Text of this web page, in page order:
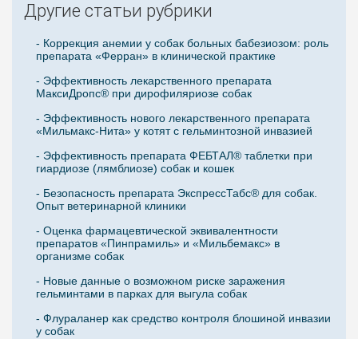
Другие статьи рубрики
- Коррекция анемии у собак больных бабезиозом: роль
препарата «Ферран» в клинической практике
- Эффективность лекарственного препарата
МаксиДропс® при дирофиляриозе собак
- Эффективность нового лекарственного препарата
«Мильмакс-Нита» у котят с гельминтозной инвазией
- Эффективность препарата ФЕБТАЛ® таблетки при
гиардиозе (лямблиозе) собак и кошек
- Безопасность препарата ЭкспрессТабс® для собак.
Опыт ветеринарной клиники
- Оценка фармацевтической эквивалентности
препаратов «Пинпрамиль» и «Мильбемакс» в
организме собак
- Новые данные о возможном риске заражения
гельминтами в парках для выгула собак
- Флураланер как средство контроля блошиной инвазии
у собак